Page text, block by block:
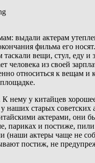
выдали актерам
фильма его
таскали вещи, стул, еду и
человека из своей
относиться к вещам и
К нему у китайцев
наших старых советских
актерами, они
париках и постиже, пили
(наши актеры чаще не
постиж, не